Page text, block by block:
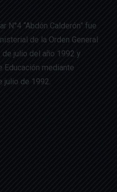
N°4 “Abdón Calderón” fue
de la Orden General
julio del año 1992 y
mediante
julio de 1992.